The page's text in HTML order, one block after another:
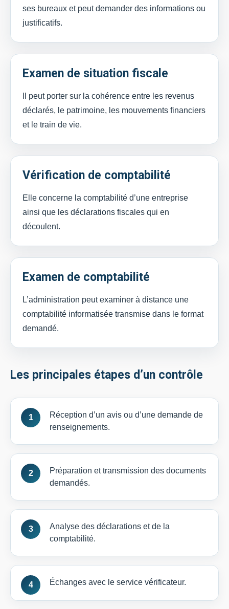
ses bureaux et peut demander des informations ou
justificatifs.
Examen de situation fiscale
Il peut porter sur la cohérence entre les revenus
déclarés, le patrimoine, les mouvements financiers
et le train de vie.
Vérification de comptabilité
Elle concerne la comptabilité d’une entreprise
ainsi que les déclarations fiscales qui en
découlent.
Examen de comptabilité
L’administration peut examiner à distance une
comptabilité informatisée transmise dans le format
demandé.
Les principales étapes d’un contrôle
Réception d’un avis ou d’une demande de
renseignements.
Préparation et transmission des documents
demandés.
Analyse des déclarations et de la
comptabilité.
Échanges avec le service vérificateur.